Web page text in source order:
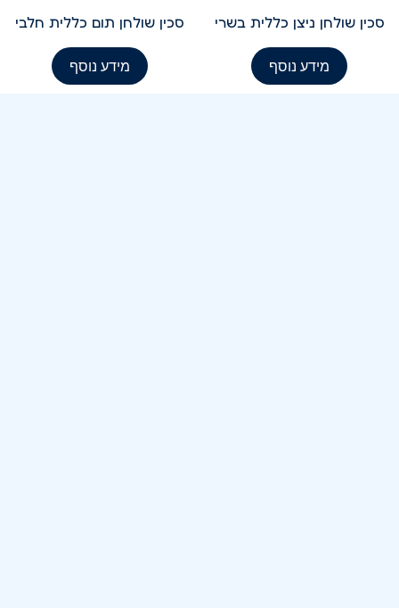
סכין שולחן ניצן כללית בשרי
מידע נוסף
סכין שולחן תום כללית חלבי
מידע נוסף